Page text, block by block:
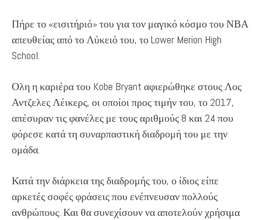
Πήρε το «εισιτήριό» του για τον μαγικό κόσμο του ΝΒΑ
απευθείας από το Λύκειό του, το Lower Merion High
School.
Ολη η καριέρα του Kobe Bryant αφιερώθηκε στους Λος
Αντζελες Λέικερς, οι οποίοι προς τιμήν του, το 2017,
απέσυραν τις φανέλες με τους αριθμούς 8 και 24 που
φόρεσε κατά τη συναρπαστική διαδρομή του με την
ομάδα.
Κατά την διάρκεια της διαδρομής του, ο ίδιος είπε
αρκετές σοφές φράσεις που ενέπνευσαν πολλούς
ανθρώπους. Και θα συνεχίσουν να αποτελούν χρήσιμα